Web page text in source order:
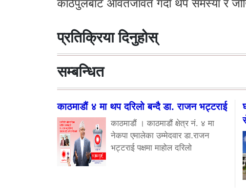
काठेपुलबाट आवतजावत गर्दा थप समस्या र
प्रतिक्रिया दिनुहोस्
सम्बन्धित
काठमाडौं ४ मा थप दरिलो बन्दै डा. राजन भट्टराई
काठमाडौं । काठमाडौं क्षेत्र नं. ४ मा
नेकपा एमालेका उम्मेदवार डा.राजन
भट्टराई पक्षमा माहोल दरिलो